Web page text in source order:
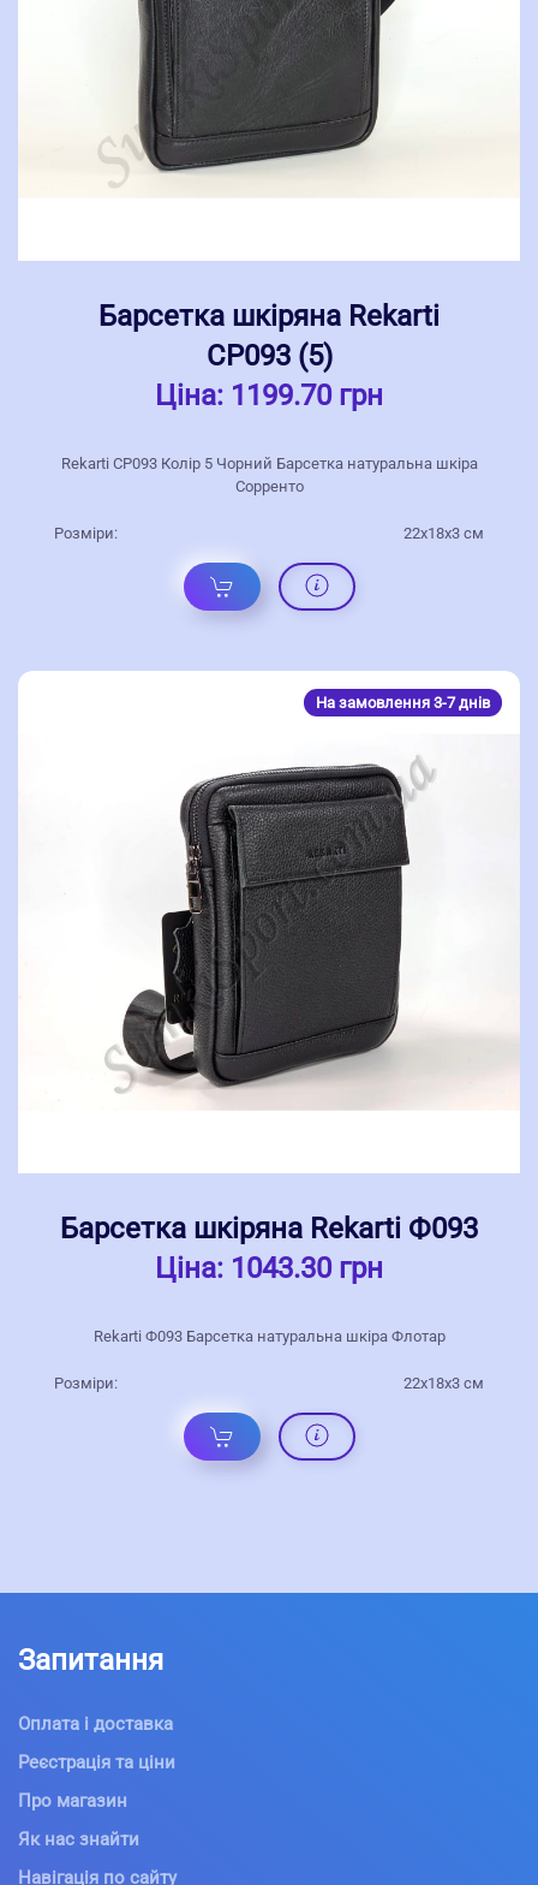
Барсетка шкіряна Rekarti
СР093 (5)
Ціна: 1199.70 грн
Rekarti СР093 Колір 5 Чорний Барсетка натуральна шкіра
Сорренто
Розміри: 22х18х3 см
На замовлення 3-7 днів
Барсетка шкіряна Rekarti Ф093
Ціна: 1043.30 грн
Rekarti Ф093 Барсетка натуральна шкіра Флотар
Розміри: 22х18х3 см
Запитання
Оплата і доставка
Реєстрація та ціни
Про магазин
Як нас знайти
Навігація по сайту